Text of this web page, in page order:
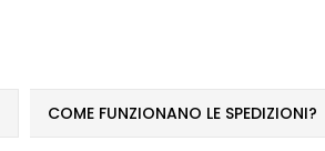
COME FUNZIONANO LE SPEDIZIONI?